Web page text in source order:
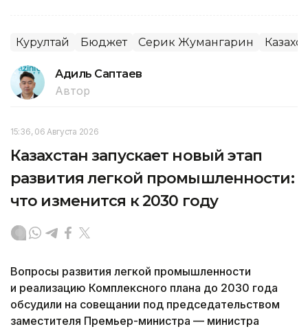
Курултай Бюджет Серик Жумангарин
Адиль Саптаев
Автор
15:36, 06 Августа 2026
Казахстан запускает новый этап
развития легкой промышленности:
что изменится к 2030 году
Вопросы развития легкой промышленности
и реализацию Комплексного плана до 2030 года
обсудили на совещании под председательством
заместителя Премьер-министра — министра